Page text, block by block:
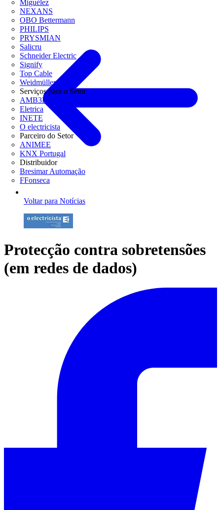
Miguélez
NEXANS
OBO Bettermann
PHILIPS
PRYSMIAN
Salicru
Schneider Electric
Signify
Top Cable
Weidmüller
Serviços para o Setor
AMB3E
Eletrica
INETE
O electricista
Parceiro do Setor
ANIMEE
KNX Portugal
Distribuidor
Bresimar Automação
FFonseca
Voltar para Notícias
Protecção contra sobretensões
(em redes de dados)